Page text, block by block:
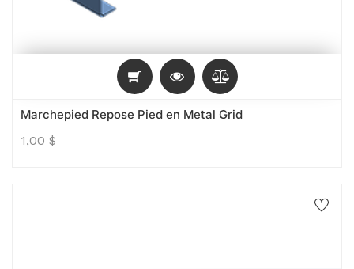
Marchepied Repose Pied en Metal Grid
1,00 $